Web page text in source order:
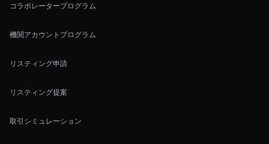
コラボレータープログラム
機関アカウントプログラム
リスティング申請
リスティング提案
取引シミュレーション